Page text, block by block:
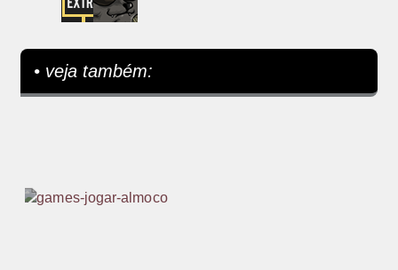
• veja também: